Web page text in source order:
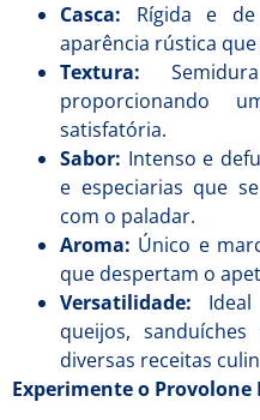
Casca: Rígida e
aparência rústica
Textura:
proporcionando
satisfatória.
Sabor: Intenso e
e especiarias que
com o paladar.
Aroma: Único e
que despertam o
Versatilidade:
queijos,
diversas receitas
Experimente o Provolone